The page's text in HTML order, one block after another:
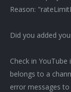
Reason:
Did you added
Check in YouTube
belongs to a
error messages to